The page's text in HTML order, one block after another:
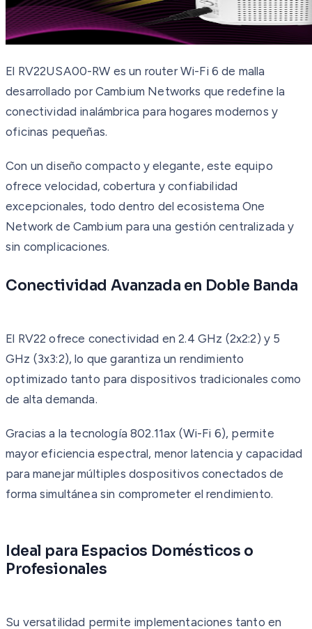
El RV22USA00-RW es un router Wi-Fi 6 de malla
desarrollado por Cambium Networks que redefine la
conectividad inalámbrica para hogares modernos y
oficinas pequeñas.
Con un diseño compacto y elegante, este equipo
ofrece velocidad, cobertura y confiabilidad
excepcionales, todo dentro del ecosistema One
Network de Cambium para una gestión centralizada y
sin complicaciones.
Conectividad Avanzada en Doble Banda
El RV22 ofrece conectividad en 2.4 GHz (2x2:2) y 5
GHz (3x3:2), lo que garantiza un rendimiento
optimizado tanto para dispositivos tradicionales como
de alta demanda.
Gracias a la tecnología 802.11ax (Wi-Fi 6), permite
mayor eficiencia espectral, menor latencia y capacidad
para manejar múltiples dospositivos conectados de
forma simultánea sin comprometer el rendimiento.
Ideal para Espacios Domésticos o
Profesionales
Su versatilidad permite implementaciones tanto en